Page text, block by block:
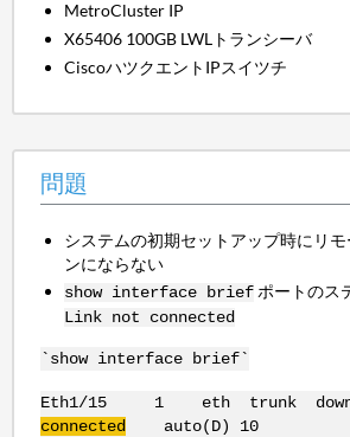
MetroCluster IP
X65406 100GB LWLトランシーバ
CiscoハツクエントIPスイツチ
問題
システムの初期セットアップ時にリモ
ンにならない
show interface brief ポートのス
Link not connected
`show interface brief`
Eth1/15 1 eth trunk
connected
auto(D) 10